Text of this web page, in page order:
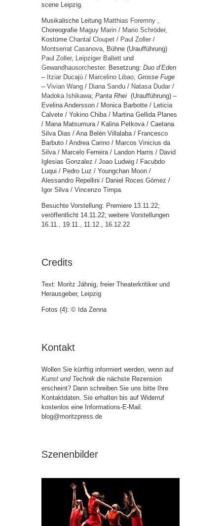
scene Leipzig.
Musikalische Leitung Matthias Foremny ,
Choreografie Maguy Marin / Mario Schröder,
Kostüme Chantal Cloupet / Paul Zoller /
Montserrat Casanova, Bühne (Uraufführung)
Paul Zoller, Leipziger Ballett und
Gewandhausorchester. Besetzung: Duo d’Eden
– Itziar Ducajú / Marcelino Libao; Grosse Fuge
– Vivian Wang / Diana Sandu / Natasa Dudar /
Madoka Ishikawa; Panta Rhei (Uraufführung) –
Evelina Andersson / Monica Barbotte / Leticia
Calvete / Yokino Chiba / Martina Gellida Planes
/ Mana Matsumura / Kalina Petkova / Caetana
Silva Dias / Ana Belén Villalaba / Francesco
Barbuto / Andrea Carino / Marcos Vinicius da
Silva / Marcelo Ferreira / Landon Harris / David
Iglesias Gonzalez / Joao Ludwig / Facubdo
Luqui / Pedro Luz / Youngchan Moon /
Alessandro Repellini / Daniel Roces Gómez /
Igor Silva / Vincenzo Timpa.
Besuchte Vorstellung: Premiere 13.11.22;
veröffentlicht 14.11.22; weitere Vorstellungen
16.11., 19.11., 11.12., 16.12.22
Credits
Text: Moritz Jähnig, freier Theaterkritiker und
Herausgeber, Leipzig
Fotos (4): © Ida Zenna
Kontakt
Wollen Sie künftig informiert werden, wenn auf
Kunst und Technik die nächste Rezension
erscheint? Dann schreiben Sie uns bitte Ihre
Kontaktdaten. Sie erhalten bis auf Widerruf
kostenlos eine Informations-E-Mail.
blog@moritzpress.de
Szenenbilder